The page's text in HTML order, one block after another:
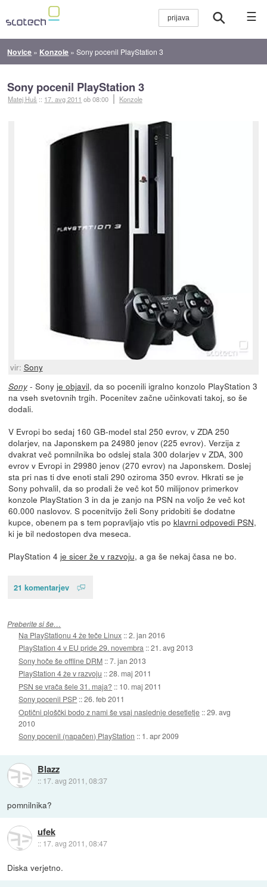
☰
Novice » Konzole »Sony pocenil PlayStation 3
Sony pocenil PlayStation 3
Matej Huš :: 17. avg 2011 ob 08:00 Konzole
vir: Sony
Sony- Sony je objavil, da so pocenili igralno konzolo PlayStation 3
na vseh svetovnih trgih. Pocenitev začne učinkovati takoj, so še
dodali.
V Evropi bo sedaj 160 GB-model stal 250 evrov, v ZDA 250
dolarjev, na Japonskem pa 24980 jenov (225 evrov). Verzija z
dvakrat več pomnilnika bo odslej stala 300 dolarjev v ZDA, 300
evrov v Evropi in 29980 jenov (270 evrov) na Japonskem. Doslej
sta pri nas ti dve enoti stali 290 oziroma 350 evrov. Hkrati se je
Sony pohvalil, da so prodali že več kot 50 milijonov primerkov
konzole PlayStation 3 in da je zanjo na PSN na voljo že več kot
60.000 naslovov. S pocenitvijo želi Sony pridobiti še dodatne
kupce, obenem pa s tem popravljajo vtis po klavrni odpovedi PSN,
ki je bil nedostopen dva meseca.
PlayStation 4 je sicer že v razvoju, a ga še nekaj časa ne bo.
21 komentarjev
Preberite si še…
Na PlayStationu 4 že teče Linux ::2. jan 2016
PlayStation 4 v EU pride 29. novembra ::21. avg 2013
Sony hoče še offline DRM ::7. jan 2013
PlayStation 4 že v razvoju ::28. maj 2011
PSN se vrača šele 31. maja? :: 10. maj 2011
Sony pocenil PSP ::26. feb 2011
Optični ploščki bodo z nami še vsaj naslednje desetletje ::29. avg
2010
Sony pocenil (napačen) PlayStation :: 1. apr 2009
Blazz
:: 17. avg 2011, 08:37
pomnilnika?
ufek
:: 17. avg 2011, 08:47
Diska verjetno.